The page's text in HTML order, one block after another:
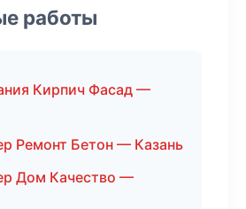
работы
Кирпич Фасад —
Ремонт Бетон — Казань
Дом Качество —